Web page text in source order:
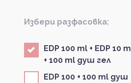
Избери разфасовка:
EDP 100 ml + EDP 10
+ 100 ml душ гел
EDP 100 + 100 ml душ